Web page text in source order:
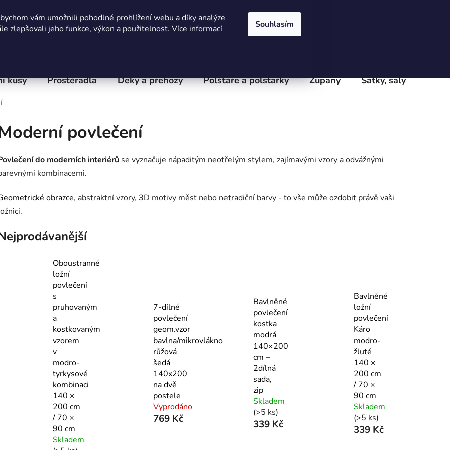
vám umožnili pohodlné prohlížení webu a díky analýze
zlepšovali jeho funkce, výkon a použitelnost. Více informací Souhlasím
KOŠÍK
kusy Prostěradla Deky a přehozy Polštáře a polštářky Župany Šátky, šály
povlečení
do moderních interiérů se vyznačuje nápaditým neotřelým stylem, zajímavými vzory a odvážnými
kombinacemi.
obrazce, abstraktní vzory, 3D motivy měst nebo netradiční barvy - to vše může ozdobit právě vaši
Oboustranné
ložní
povlečení
s
pruhovaným
a
kostkovaným
vzorem
v
modro-
tyrkysové
kombinaci
140 ×
200 cm
/ 70 ×
90 cm
Skladem
7-dílné
povlečení
geom.vzor
bavlna/mikrovlákno
růžová
šedá
140x200
na dvě
postele
Vyprodáno
769 Kč
Bavlněné
povlečení
kostka
modrá
140×200
cm –
2dílná
sada,
zip
Skladem
(>5 ks)
339 Kč
Bavlněné
ložní
povlečení
Káro
modro-
žluté
140 ×
200 cm
/ 70 ×
90 cm
Skladem
(>5 ks)
339 Kč